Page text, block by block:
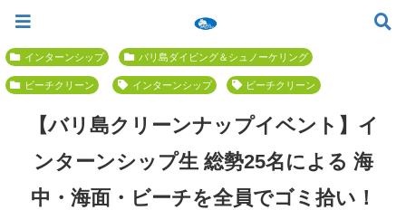
バリ島でいちばん優しい初心者専門 ≫
インターンシップ バリ島ダイビング＆シュノーケリング
ビーチクリーン インターンシップ ビーチクリーン
【バリ島クリーンナップイベント】イ
ンターンシップ生 総勢25名による 海
中・海面・ビーチを全員でゴミ拾い！